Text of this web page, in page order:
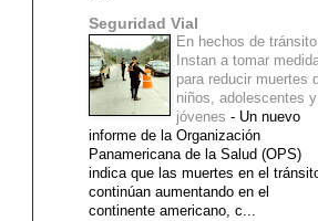
Seguridad Vial
En hechos de tránsito
Instan a tomar
para reducir muertes
niños, adolescentes y
jóvenes - Un nuevo
informe de la Organización
Panamericana de la Salud (OPS)
indica que las muertes en el
continúan aumentando en el
continente americano, c...